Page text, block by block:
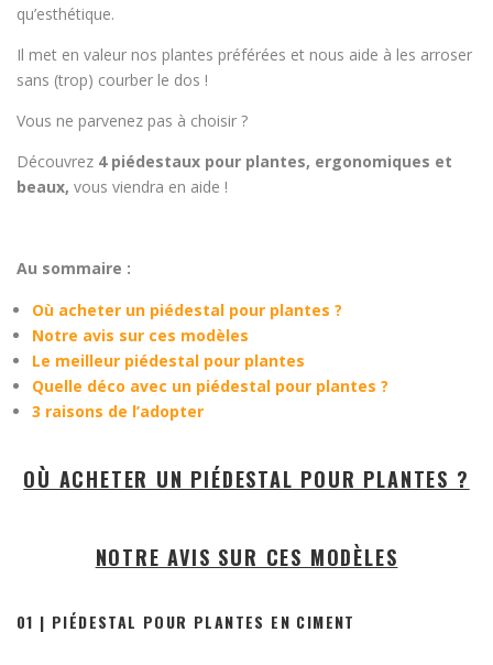
qu’esthétique.
Il met en valeur nos plantes préférées et nous aide à les arroser
sans (trop) courber le dos !
Vous ne parvenez pas à choisir ?
Découvrez 4 piédestaux pour plantes, ergonomiques et
beaux, vous viendra en aide !
Au sommaire :
Où acheter un piédestal pour plantes ?
Notre avis sur ces modèles
Le meilleur piédestal pour plantes
Quelle déco avec un piédestal pour plantes ?
3 raisons de l’adopter
OÙ ACHETER UN PIÉDESTAL POUR PLANTES ?
NOTRE AVIS SUR CES MODÈLES
01 | PIÉDESTAL POUR PLANTES EN CIMENT